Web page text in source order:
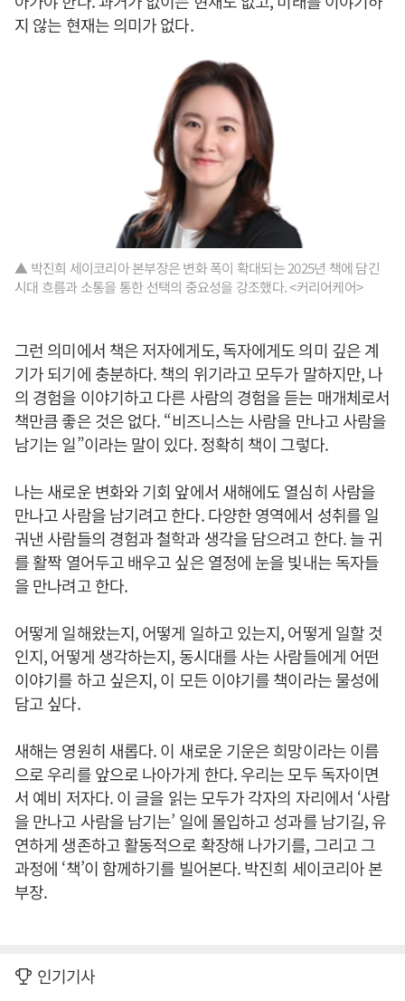
지 않는 현재는 의미가 없다.
▲ 박진희 세이코리아 본부장은 변화 폭이 확대되는 2025년 책에 담긴
시대 흐름과 소통을 통한 선택의 중요성을 강조했다. <커리어케어>
그런 의미에서 책은 저자에게도, 독자에게도 의미 깊은 계
기가 되기에 충분하다. 책의 위기라고 모두가 말하지만, 나
의 경험을 이야기하고 다른 사람의 경험을 듣는 매개체로서
책만큼 좋은 것은 없다. “비즈니스는 사람을 만나고 사람을
남기는 일”이라는 말이 있다. 정확히 책이 그렇다.
나는 새로운 변화와 기회 앞에서 새해에도 열심히 사람을
만나고 사람을 남기려고 한다. 다양한 영역에서 성취를 일
궈낸 사람들의 경험과 철학과 생각을 담으려고 한다. 늘 귀
를 활짝 열어두고 배우고 싶은 열정에 눈을 빛내는 독자들
을 만나려고 한다.
어떻게 일해왔는지, 어떻게 일하고 있는지, 어떻게 일할 것
인지, 어떻게 생각하는지, 동시대를 사는 사람들에게 어떤
이야기를 하고 싶은지, 이 모든 이야기를 책이라는 물성에
담고 싶다.
새해는 영원히 새롭다. 이 새로운 기운은 희망이라는 이름
으로 우리를 앞으로 나아가게 한다. 우리는 모두 독자이면
서 예비 저자다. 이 글을 읽는 모두가 각자의 자리에서 ‘사람
을 만나고 사람을 남기는’ 일에 몰입하고 성과를 남기길, 유
연하게 생존하고 활동적으로 확장해 나가기를, 그리고 그
과정에 ‘책’이 함께하기를 빌어본다. 박진희 세이코리아 본
부장.
인기기사